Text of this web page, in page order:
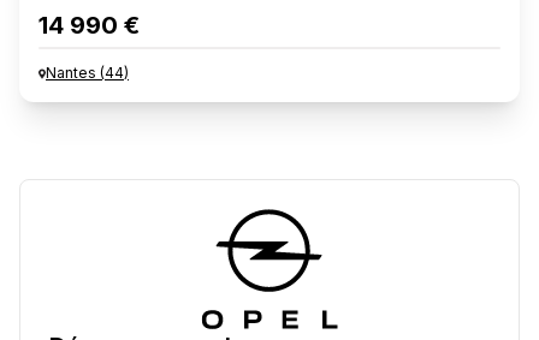
14 990 €
Nantes (44)